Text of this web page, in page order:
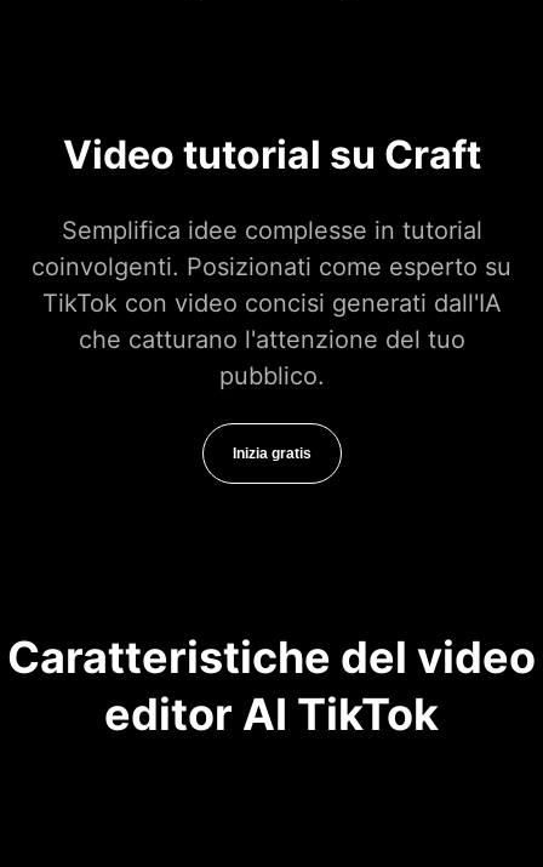
Video tutorial su Craft
Semplifica idee complesse in tutorial
coinvolgenti. Posizionati come esperto su
TikTok con video concisi generati dall'IA
che catturano l'attenzione del tuo
pubblico.
Inizia gratis
Caratteristiche del video
editor AI TikTok